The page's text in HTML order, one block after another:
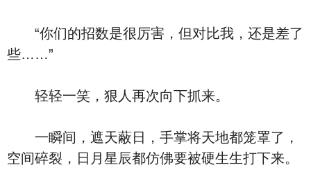
“你们的招数是很厉害，但对比我，还是差了
些……”
轻轻一笑，狠人再次向下抓来。
一瞬间，遮天蔽日，手掌将天地都笼罩了，
空间碎裂，日月星辰都仿佛要被硬生生打下来。